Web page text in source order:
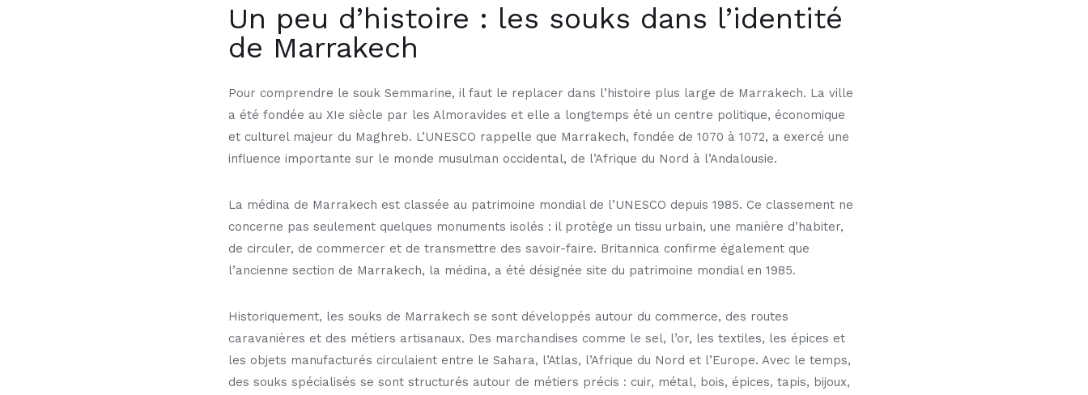
Un peu d’histoire : les souks dans l’identité
de Marrakech
Pour comprendre le souk Semmarine, il faut le replacer dans l’histoire plus large de Marrakech. La ville
a été fondée au XIe siècle par les Almoravides et elle a longtemps été un centre politique, économique
et culturel majeur du Maghreb. L’UNESCO rappelle que Marrakech, fondée de 1070 à 1072, a exercé une
influence importante sur le monde musulman occidental, de l’Afrique du Nord à l’Andalousie.
La médina de Marrakech est classée au patrimoine mondial de l’UNESCO depuis 1985. Ce classement ne
concerne pas seulement quelques monuments isolés : il protège un tissu urbain, une manière d’habiter,
de circuler, de commercer et de transmettre des savoir-faire. Britannica confirme également que
l’ancienne section de Marrakech, la médina, a été désignée site du patrimoine mondial en 1985.
Historiquement, les souks de Marrakech se sont développés autour du commerce, des routes
caravanières et des métiers artisanaux. Des marchandises comme le sel, l’or, les textiles, les épices et
les objets manufacturés circulaient entre le Sahara, l’Atlas, l’Afrique du Nord et l’Europe. Avec le temps,
des souks spécialisés se sont structurés autour de métiers précis : cuir, métal, bois, épices, tapis, bijoux,